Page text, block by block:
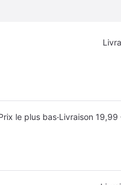
le plus bas·Livraison 19,99